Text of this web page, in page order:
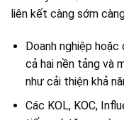
liên kết càng sớm
Doanh nghiệp
cả hai nền tảng và
như cải thiện khả
Các KOL, KOC,